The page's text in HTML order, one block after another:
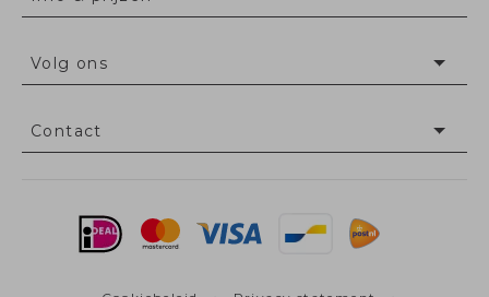
Volg ons
Contact